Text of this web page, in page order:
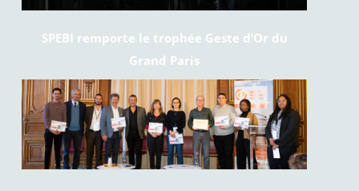
SPEBI remporte le trophée Geste d’Or du
Grand Paris